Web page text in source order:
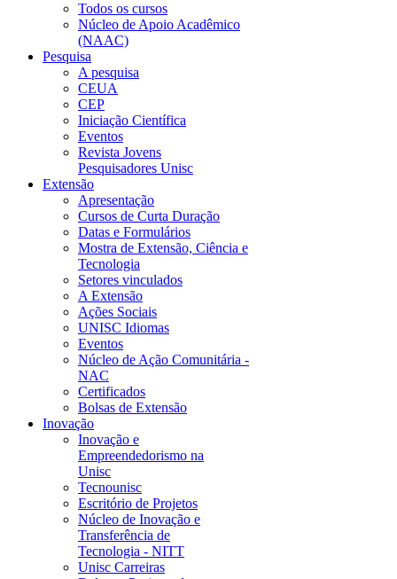
Todos os cursos
Núcleo de Apoio Acadêmico
(NAAC)
Pesquisa
A pesquisa
CEUA
CEP
Iniciação Científica
Eventos
Revista Jovens
Pesquisadores Unisc
Extensão
Apresentação
Cursos de Curta Duração
Datas e Formulários
Mostra de Extensão, Ciência e
Tecnologia
Setores vinculados
A Extensão
Ações Sociais
UNISC Idiomas
Eventos
Núcleo de Ação Comunitária -
NAC
Certificados
Bolsas de Extensão
Inovação
Inovação e
Empreendedorismo na
Unisc
Tecnounisc
Escritório de Projetos
Núcleo de Inovação e
Transferência de
Tecnologia - NITT
Unisc Carreiras